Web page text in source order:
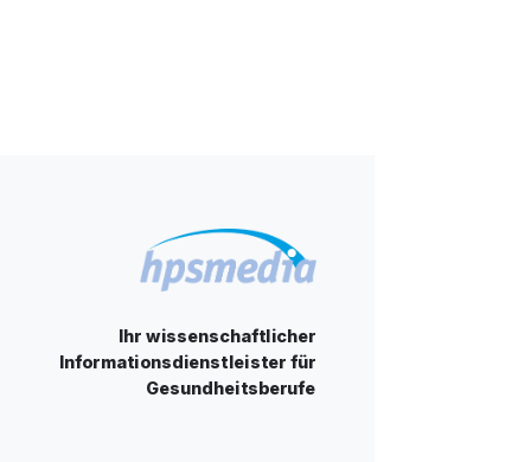
Ihr wissenschaftlicher
Informationsdienstleister für
Gesundheitsberufe